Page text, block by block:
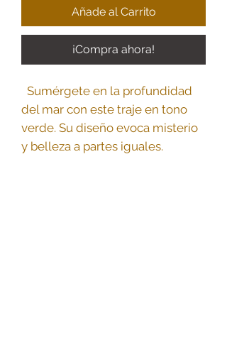
Añade al Carrito
¡Compra ahora!
Sumérgete en la profundidad
del mar con este traje en tono
verde. Su diseño evoca misterio
y belleza a partes iguales.